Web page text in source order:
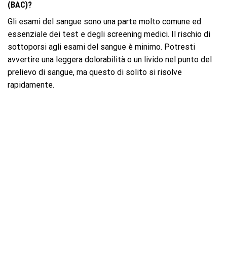
(BAC)?
Gli esami del sangue sono una parte molto comune ed
essenziale dei test e degli screening medici. Il rischio di
sottoporsi agli esami del sangue è minimo. Potresti
avvertire una leggera dolorabilità o un livido nel punto del
prelievo di sangue, ma questo di solito si risolve
rapidamente.